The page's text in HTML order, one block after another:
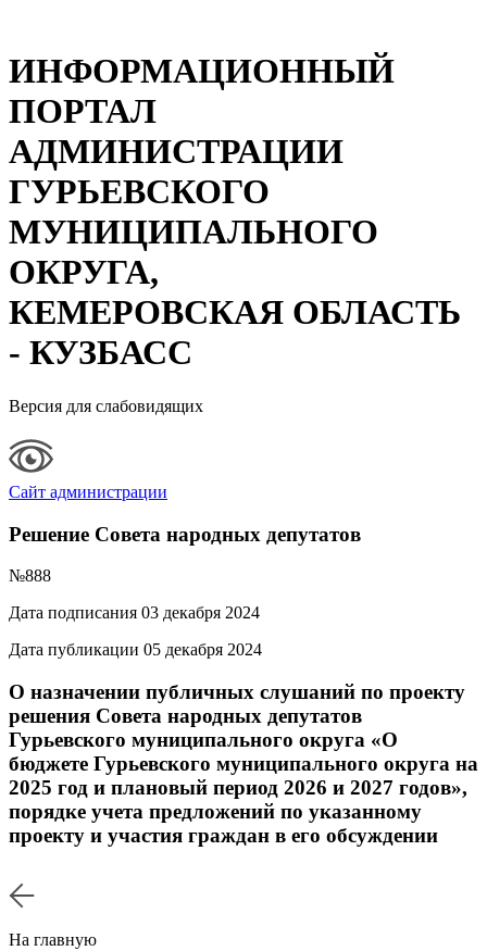
ИНФОРМАЦИОННЫЙ
ПОРТАЛ
АДМИНИСТРАЦИИ
ГУРЬЕВСКОГО
МУНИЦИПАЛЬНОГО
ОКРУГА,
КЕМЕРОВСКАЯ ОБЛАСТЬ
- КУЗБАСС
Версия для слабовидящих
Сайт администрации
Решение Совета народных депутатов
№888
Дата подписания 03 декабря 2024
Дата публикации 05 декабря 2024
О назначении публичных слушаний по проекту
решения Совета народных депутатов
Гурьевского муниципального округа «О
бюджете Гурьевского муниципального округа на
2025 год и плановый период 2026 и 2027 годов»,
порядке учета предложений по указанному
проекту и участия граждан в его обсуждении
На главную